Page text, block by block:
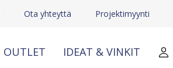
Ota yhteyttä Projektimyynti
OUTLET IDEAT & VINKIT